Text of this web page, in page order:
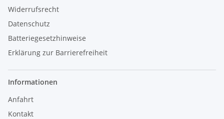
Widerrufsrecht
Datenschutz
Batteriegesetzhinweise
Erklärung zur Barrierefreiheit
Informationen
Anfahrt
Kontakt